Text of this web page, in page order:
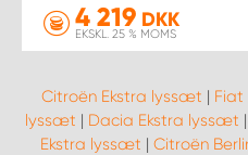
4 219 DKK
EKSKL. 25 % MOMS
Citroën Ekstra lyssæt | Fiat
lyssæt | Dacia Ekstra lyssæt |
Ekstra lyssæt | Citroën